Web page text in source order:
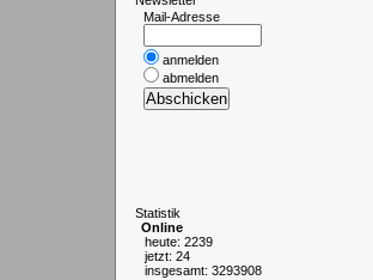
Mail-Adresse
anmelden
abmelden
Statistik
Online
heute: 2239
jetzt: 24
insgesamt: 3293908